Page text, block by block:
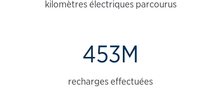
kilomètres électriques parcourus
453M
recharges effectuées